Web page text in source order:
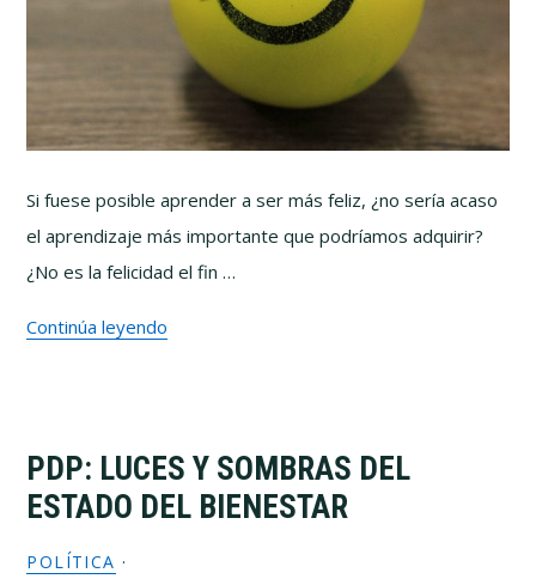
Si fuese posible aprender a ser más feliz, ¿no sería acaso
el aprendizaje más importante que podríamos adquirir?
¿No es la felicidad el fin …
Continúa leyendo
PDP: LUCES Y SOMBRAS DEL
ESTADO DEL BIENESTAR
POLÍTICA ·